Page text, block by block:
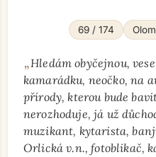
69 / 174
„Hledám obyčejnou,
kamarádku, neočko, na
přírody, kterou bude
nerozhoduje, já už
muzikant, kytarista,
Orlická v.n., fotoblikač,